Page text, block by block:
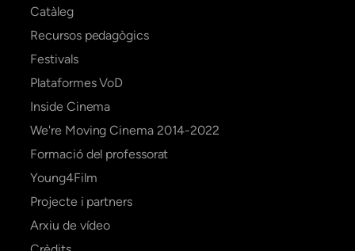
Catàleg
Recursos pedagògics
Festivals
Plataformes VoD
Inside Cinema
We're Moving Cinema 2014-2022
Formació del professorat
Young4Film
Projecte i partners
Arxiu de vídeo